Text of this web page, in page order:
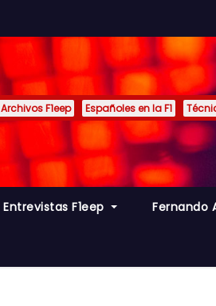
Archivos F1eep Españoles en la F1
Entrevistas F1eep Fernando